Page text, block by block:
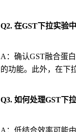
Q2. 在GST下拉实验
A：确认GST融合蛋
的功能。此外，在下
Q3. 如何处理GST下
A：低结合效率可能